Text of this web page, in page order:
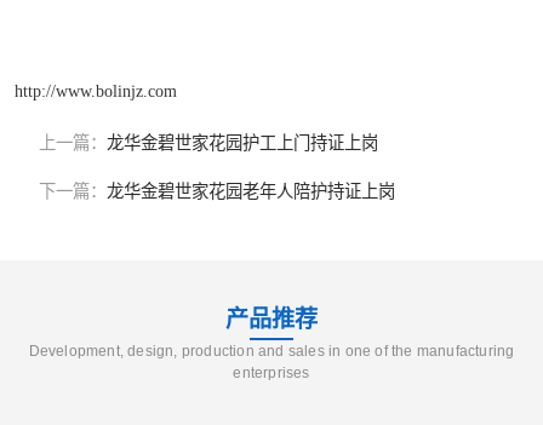
http://www.bolinjz.com
上一篇： 龙华金碧世家花园护工上门持证上岗
下一篇： 龙华金碧世家花园老年人陪护持证上岗
产品推荐
Development, design, production and sales in one of the manufacturing
enterprises